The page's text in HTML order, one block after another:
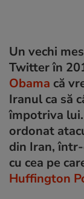
Un vechi
Twitter în
Obama că
Iranul ca să
împotriva
ordonat
din Iran,
cu cea pe
Huffington